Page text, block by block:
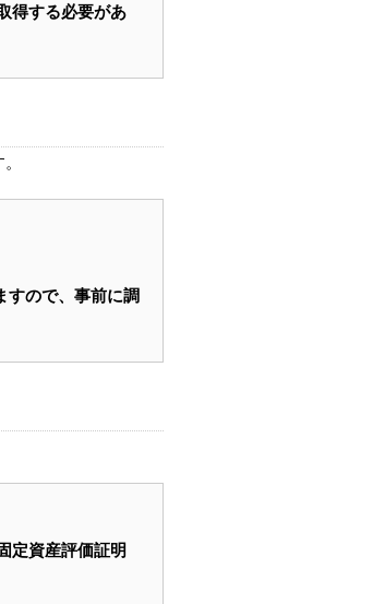
得する必要があ
すので、事前に調
定資産評価証明